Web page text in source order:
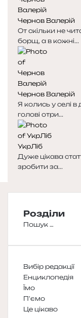
Чернов Валерій
От скільки не
борщ, а в кожні...
Чернов Валерій
Я колись у селі в
голові отри...
УкрЛіб
Дуже цікава
зробити за...
Розділи
Пошук:
Вибір редакції
Енциклопедія
Їмо
П'ємо
Це цікаво